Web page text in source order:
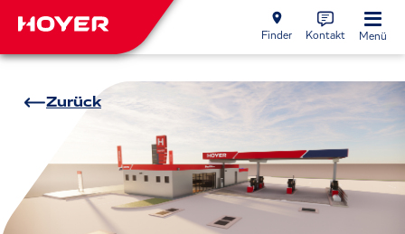
Finder Kontakt Menü
Zurück